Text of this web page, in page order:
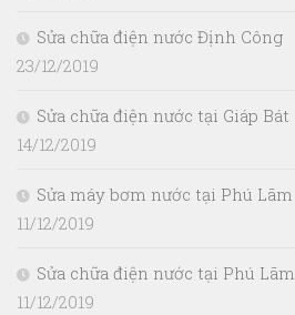
Sửa chữa điện nước Định Công
23/12/2019
Sửa chữa điện nước tại Giáp Bát
14/12/2019
Sửa máy bơm nước tại Phú Lãm
11/12/2019
Sửa chữa điện nước tại Phú Lãm
11/12/2019